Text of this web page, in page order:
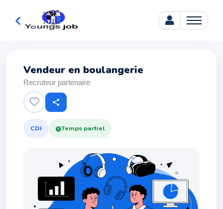
Vendeur en boulangerie
Recruteur partenaire
share
CDI Temps partiel